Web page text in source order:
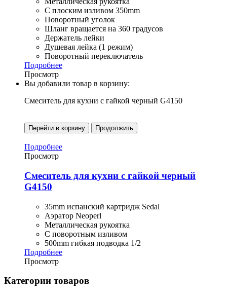
С плоским изливом 350mm
Поворотный уголок
Шланг вращается на 360 градусов
Держатель лейки
Душевая лейка (1 режим)
Поворотный переключатель
Подробнее
Просмотр
Вы добавили товар в корзину:
Смеситель для кухни с гайкой черный G4150
Перейти в корзину Продолжить
Подробнее
Просмотр
Смеситель для кухни с гайкой черный
G4150
35mm испанский картридж Sedal
Аэратор Neoperl
Металлическая рукоятка
С поворотным изливом
500mm гибкая подводка 1/2
Подробнее
Просмотр
Категории товаров